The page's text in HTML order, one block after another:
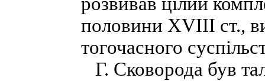
половини XVIII ст.,
тогочасного
Г. Сковорода був